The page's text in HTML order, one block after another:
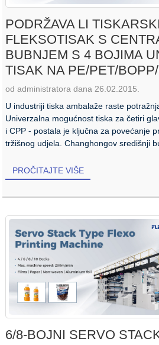
PODRŽAVA LI
FLEKSOTISAK S
BUBNJEM S 4 BOJIMA
TISAK NA PE/PET/
od administratora dana 26.02.2015.
U industriji tiska ambalaže raste
Univerzalna mogućnost tiska za četiri
i CPP - postala je ključna za povećanje
tržišnog udjela. Changhongov središnji
PROČITAJTE VIŠE
6/8-BOJNI SERVO